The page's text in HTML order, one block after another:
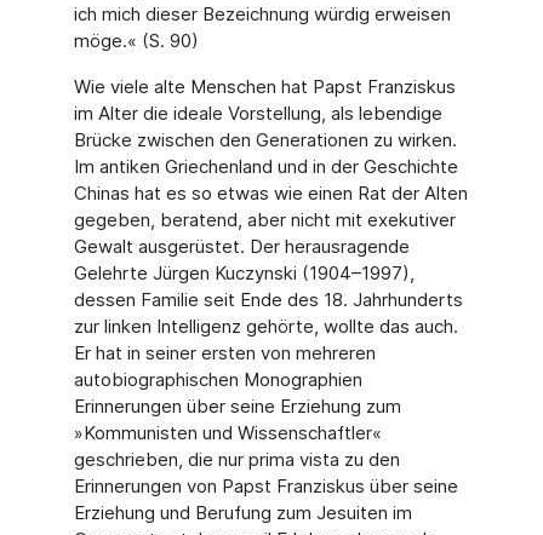
ich mich dieser Bezeichnung würdig erweisen
möge.« (S. 90)
Wie viele alte Menschen hat Papst Franziskus
im Alter die ideale Vorstellung, als leben­dige
Brücke zwischen den Generationen zu wirken.
Im antiken Griechenland und in der Geschichte
Chinas hat es so etwas wie einen Rat der Alten
gegeben, beratend, aber nicht mit exekutiver
Gewalt ausgerüstet. Der herausragende
Gelehrte Jürgen Kuczynski (1904–1997),
dessen Familie seit Ende des 18. Jahrhunderts
zur linken Intelligenz gehörte, wollte das auch.
Er hat in seiner ersten von mehreren
autobiographischen Monographien
Erinnerungen über seine Erziehung zum
»Kommunisten und Wissen­schaftler«
geschrieben, die nur prima vista zu den
Erinnerungen von Papst Franziskus über seine
Erziehung und Berufung zum Jesuiten im